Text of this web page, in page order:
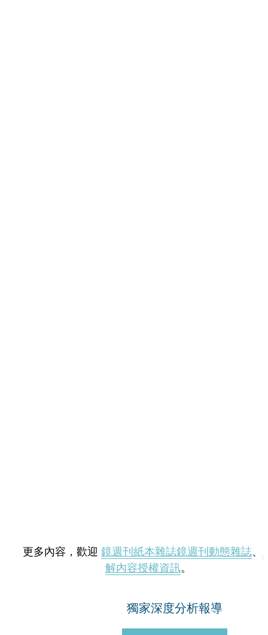
更多內容，歡迎 鏡週刊紙本雜誌鏡週刊動態雜誌、
解內容授權資訊。
獨家深度分析報導